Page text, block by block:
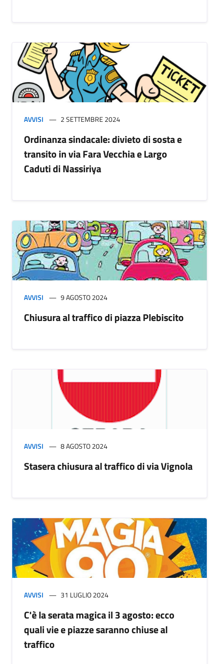
AVVISI 2 SETTEMBRE 2024
Ordinanza sindacale: divieto di sosta e
transito in via Fara Vecchia e Largo
Caduti di Nassiriya
AVVISI 9 AGOSTO 2024
Chiusura al traffico di piazza Plebiscito
AVVISI 8 AGOSTO 2024
Stasera chiusura al traffico di via Vignola
AVVISI 31 LUGLIO 2024
C'è la serata magica il 3 agosto: ecco
quali vie e piazze saranno chiuse al
traffico